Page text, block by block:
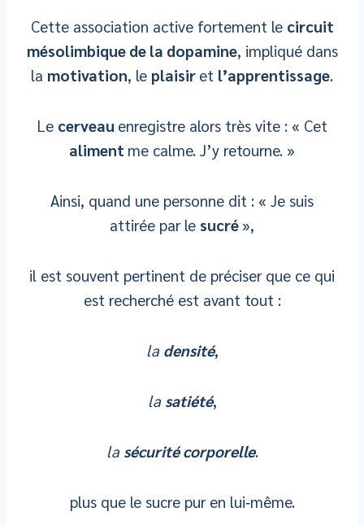
Cette association active fortement le circuit
mésolimbique de la dopamine, impliqué dans
la motivation, le plaisir et l’apprentissage.
Le cerveau enregistre alors très vite : « Cet
aliment me calme. J’y retourne. »
Ainsi, quand une personne dit : « Je suis
attirée par le sucré »,
il est souvent pertinent de préciser que ce qui
est recherché est avant tout :
la densité,
la satiété,
la sécurité corporelle.
plus que le sucre pur en lui‑même.